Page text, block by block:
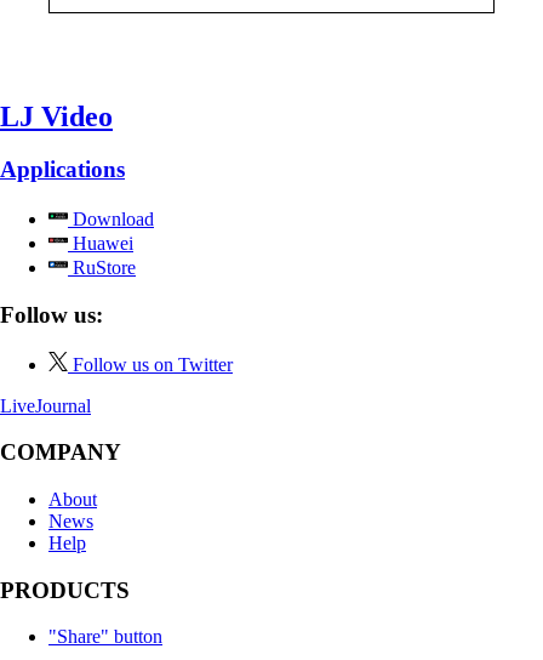
LJ Video
Applications
Download
Huawei
RuStore
Follow us:
Follow us on Twitter
LiveJournal
COMPANY
About
News
Help
PRODUCTS
"Share" button